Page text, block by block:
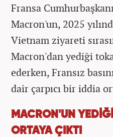
Fransa
Macron'un, 2025
Vietnam ziyareti
Macron'dan yediği
ederken, Fransız
dair çarpıcı bir iddia
MACRON'UN
ORTAYA ÇIKTI